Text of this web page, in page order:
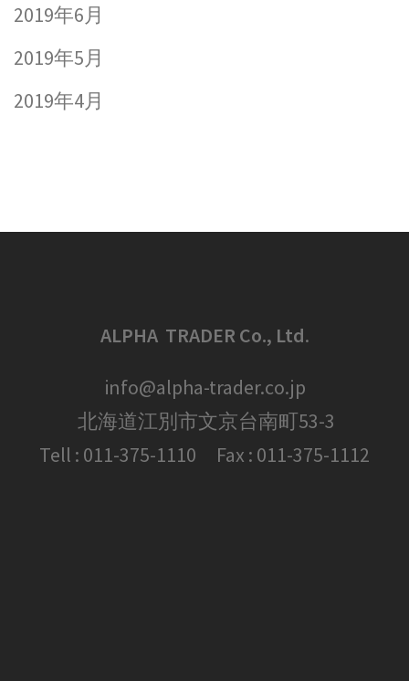
2019年6月
2019年5月
2019年4月
ALPHA TRADER Co., Ltd.
info@alpha-trader.co.jp
北海道江別市文京台南町53-3
Tell : 011-375-1110 Fax : 011-375-1112